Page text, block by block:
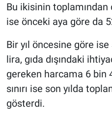
Bu ikisinin toplamından
ise önceki aya göre da
Bir yıl öncesine göre ise
lira, gıda dışındaki
gereken harcama 6 bin
sınırı ise son yılda
gösterdi.